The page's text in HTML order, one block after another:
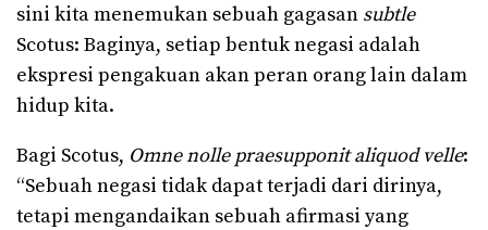
sini kita menemukan sebuah gagasan subtle
Scotus: Baginya, setiap bentuk negasi adalah
ekspresi pengakuan akan peran orang lain dalam
hidup kita.
Bagi Scotus, Omne nolle praesupponit aliquod velle:
“Sebuah negasi tidak dapat terjadi dari dirinya,
tetapi mengandaikan sebuah afirmasi yang